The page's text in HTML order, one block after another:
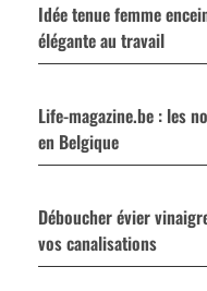
Idée tenue femme
élégante au travail
Life-magazine.be : les
en Belgique
Déboucher évier
vos canalisations